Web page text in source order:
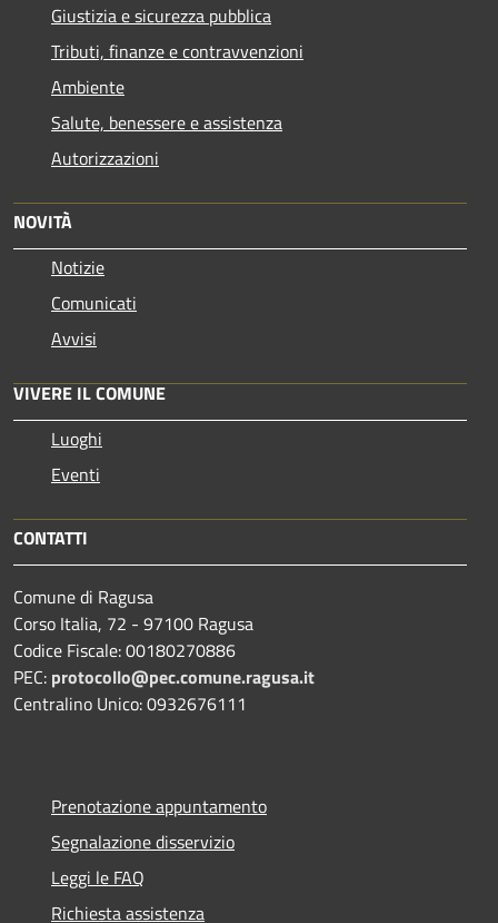
Giustizia e sicurezza pubblica
Tributi, finanze e contravvenzioni
Ambiente
Salute, benessere e assistenza
Autorizzazioni
NOVITÀ
Notizie
Comunicati
Avvisi
VIVERE IL COMUNE
Luoghi
Eventi
CONTATTI
Comune di Ragusa
Corso Italia, 72 - 97100 Ragusa
Codice Fiscale: 00180270886
PEC: protocollo@pec.comune.ragusa.it
Centralino Unico: 0932676111
Prenotazione appuntamento
Segnalazione disservizio
Leggi le FAQ
Richiesta assistenza